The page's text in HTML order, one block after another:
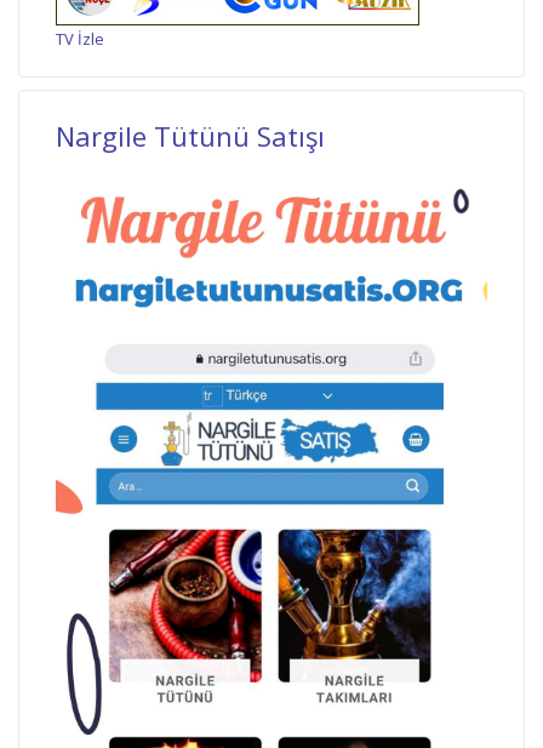
TV İzle
Nargile Tütünü Satışı